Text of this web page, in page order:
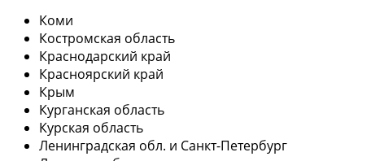
Коми
Костромская область
Краснодарский край
Красноярский край
Крым
Курганская область
Курская область
Ленинградская обл. и Санкт-Петербург